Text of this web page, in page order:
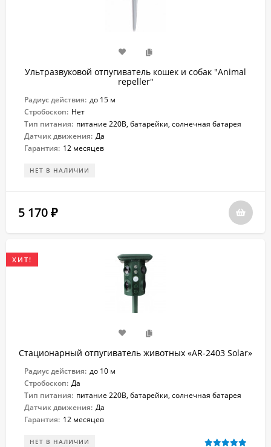
Ультразвуковой отпугиватель кошек и собак "Animal
repeller"
Радиус действия: до 15 м
Стробоскоп: Нет
Тип питания: питание 220В, батарейки, солнечная батарея
Датчик движения: Да
Гарантия: 12 месяцев
НЕТ В НАЛИЧИИ
5 170 ₽
ХИТ!
Стационарный отпугиватель животных «AR-2403 Solar»
Радиус действия: до 10 м
Стробоскоп: Да
Тип питания: питание 220В, батарейки, солнечная батарея
Датчик движения: Да
Гарантия: 12 месяцев
НЕТ В НАЛИЧИИ